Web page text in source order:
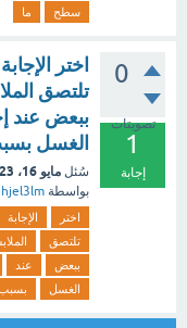
سطح
ما
0
تصويتات
1
إجابة
اختر
تلتصق
ببعض عند
الغسل
سُئل مايو 16، 2023
بواسطة
اختر الإجابة
تلتصق
ببعض
عند
الغسل